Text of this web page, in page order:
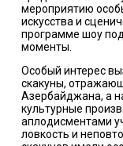
мероприятию
искусства и
программе шоу
моменты.
Особый интерес
скакуны,
Азербайджана, а
культурные
аплодисментами
ловкость и